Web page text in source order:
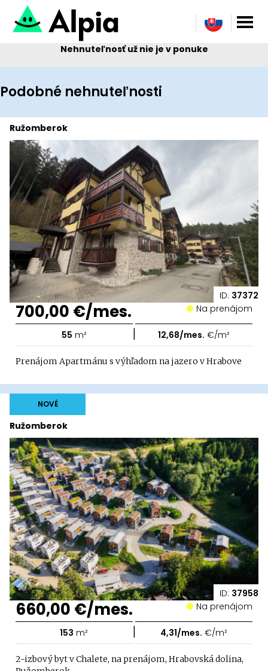
Nehnuteľnosť už nie je v ponuke
Podobné nehnuteľnosti
ID: 37372
Ružomberok
700,00 €/mes. Na prenájom
55 m² | 12,68/mes. €/m²
Prenájom Apartmánu s výhľadom na jazero v Hrabove
ID: 37958
Ružomberok
NOVÉ
660,00 €/mes. Na prenájom
153 m² | 4,31/mes. €/m²
2-izbový byt v Chalete, na prenájom, Hrabovská dolina,